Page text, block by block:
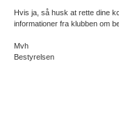
Hvis ja, så husk at rette dine
informationer fra klubben om
Mvh
Bestyrelsen